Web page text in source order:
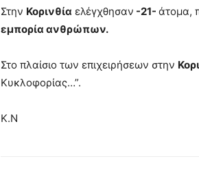
Στην Κορινθία ελέγχθησαν -21- άτομα,
εμπορία ανθρώπων.
Στο πλαίσιο των επιχειρήσεων στην
Κυκλοφορίας…”.
Κ.Ν